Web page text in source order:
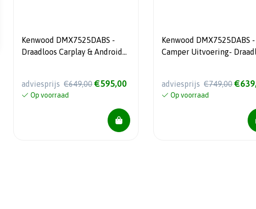
Kenwood DMX7525DABS -
Draadloos Carplay & Android
adviesprijs €649,00 €595,00
Op voorraad
Kenwood DMX7525DABS -
Camper Uitvoering-
adviesprijs €749,00
Op voorraad